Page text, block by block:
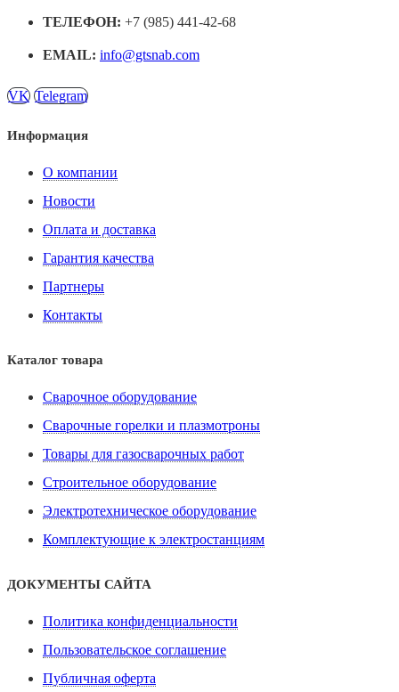
ТЕЛЕФОН: +7 (985) 441-42-68
EMAIL: info@gtsnab.com
VK Telegram
Информация
О компании
Новости
Оплата и доставка
Гарантия качества
Партнеры
Контакты
Каталог товара
Сварочное оборудование
Сварочные горелки и плазмотроны
Товары для газосварочных работ
Строительное оборудование
Электротехническое оборудование
Комплектующие к электростанциям
ДОКУМЕНТЫ САЙТА
Политика конфиденциальности
Пользовательское соглашение
Публичная оферта